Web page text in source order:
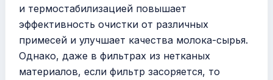
и термостабилизацией повышает
эффективность очистки от различных
примесей и улучшает качества молока-сырья.
Однако, даже в фильтрах из нетканых
материалов, если фильтр засоряется, то